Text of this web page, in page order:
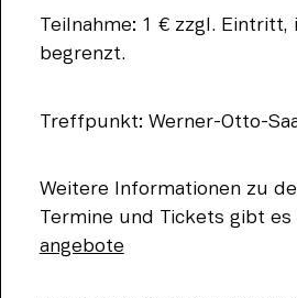
Teilnahme: 1 € zzgl.
begrenzt.
Treffpunkt: Werner-Otto-
Weitere Informationen zu
Termine und Tickets gibt es
angebote